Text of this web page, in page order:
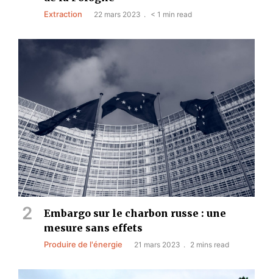
Extraction 22 mars 2023 < 1 min read
Embargo sur le charbon russe : une
mesure sans effets
Produire de l'énergie 21 mars 2023 2 mins read